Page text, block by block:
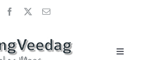
Toggle